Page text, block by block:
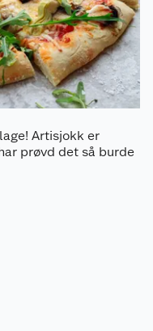
Artisjokk er
prøvd det så burde